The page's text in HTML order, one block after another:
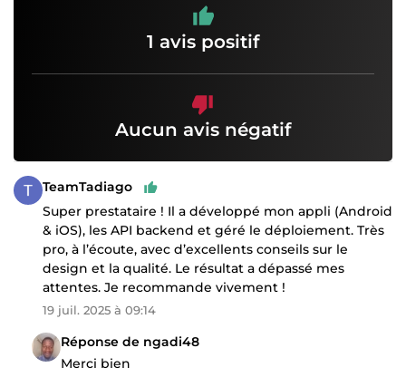
1 avis positif
Aucun avis négatif
TeamTadiago
Super prestataire ! Il a développé mon appli (Android
& iOS), les API backend et géré le déploiement. Très
pro, à l’écoute, avec d’excellents conseils sur le
design et la qualité. Le résultat a dépassé mes
attentes. Je recommande vivement !
19 juil. 2025 à 09:14
Réponse de ngadi48
Merci bien